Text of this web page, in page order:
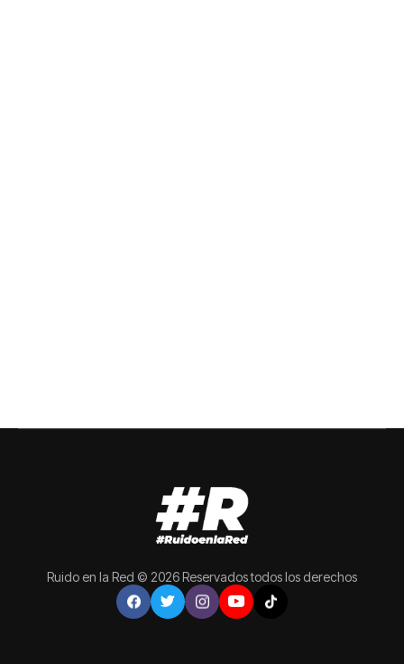
Ruido en la Red © 2026 Reservados todos los derechos